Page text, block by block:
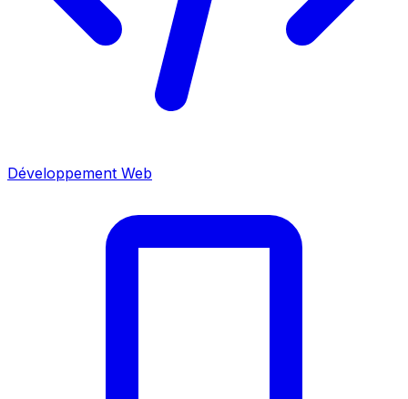
Développement Web